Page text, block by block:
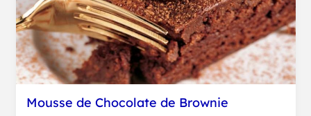
Mousse de Chocolate de Brownie